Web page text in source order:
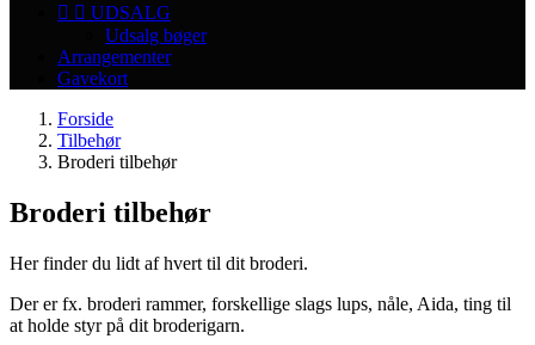
  UDSALG
Udsalg bøger
Arrangementer
Gavekort
Forside
Tilbehør
Broderi tilbehør
Broderi tilbehør
Her finder du lidt af hvert til dit broderi.
Der er fx. broderi rammer, forskellige slags lups, nåle, Aida, ting til
at holde styr på dit broderigarn.